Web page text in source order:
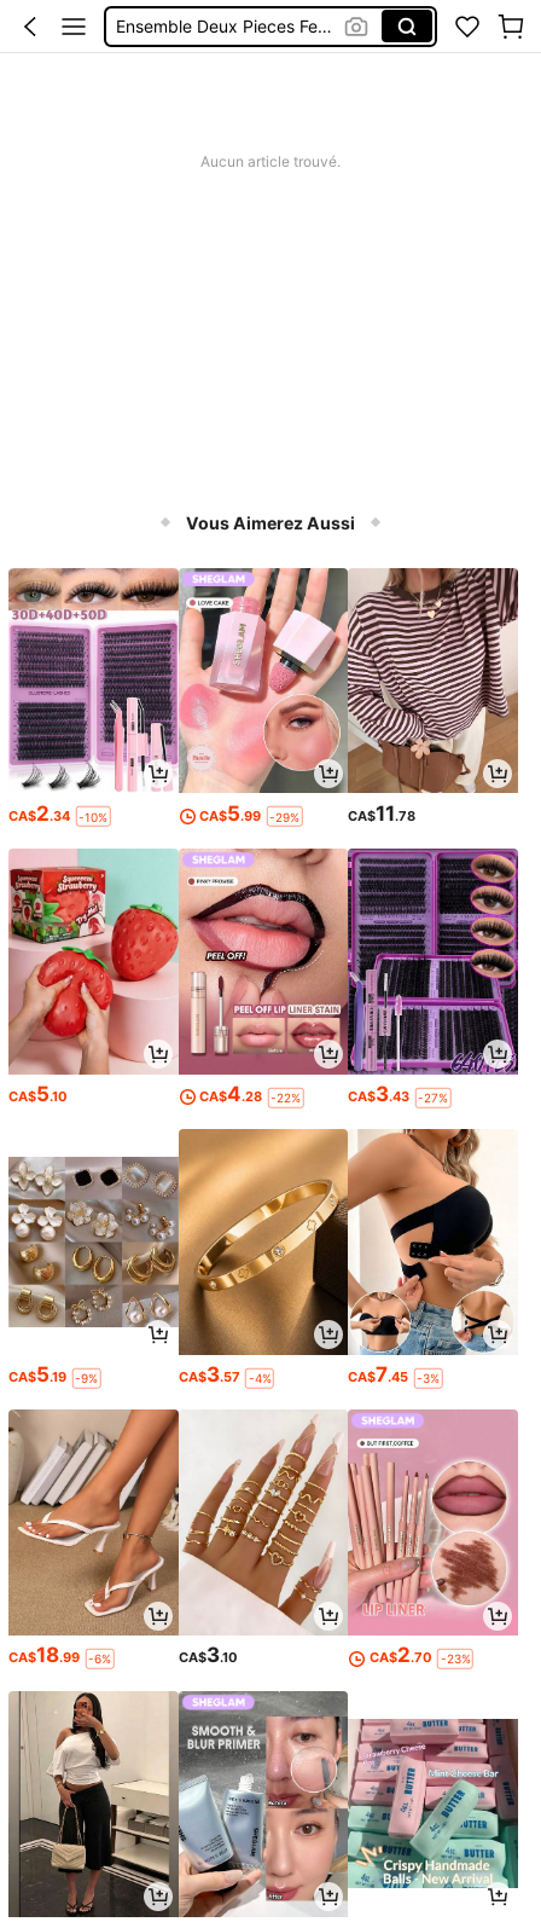
Ensemble Deux Pieces Femme Chic
Aucun article trouvé.
Vous Aimerez Aussi
CA$2.34 -10% CA$5.99 -29% CA$11.78
CA$5.10 CA$4.28 -22% CA$3.43 -27%
CA$5.19 -9% CA$3.57 -4% CA$7.45 -3%
CA$18.99 -6% CA$3.10 CA$2.70 -23%